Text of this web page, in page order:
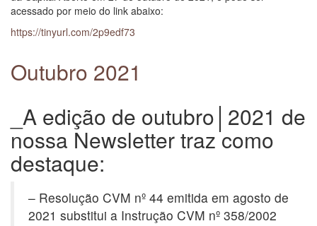
acessado por meio do link abaixo:
https://tinyurl.com/2p9edf73
Outubro 2021
_A edição de outubro│2021 de
nossa Newsletter traz como
destaque:
– Resolução CVM nº 44 emitida em agosto de
2021 substitui a Instrução CVM nº 358/2002